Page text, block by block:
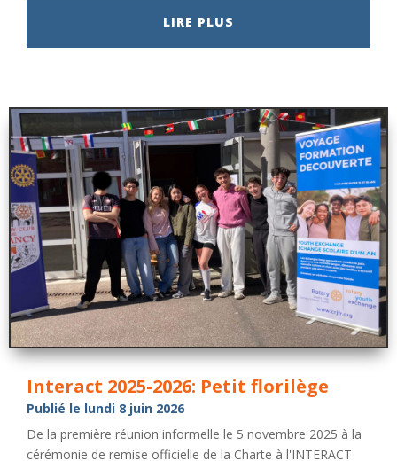
LIRE PLUS
Interact 2025-2026: Petit florilège
Publié le lundi 8 juin 2026
De la première réunion informelle le 5 novembre 2025 à la
cérémonie de remise officielle de la Charte à l'INTERACT